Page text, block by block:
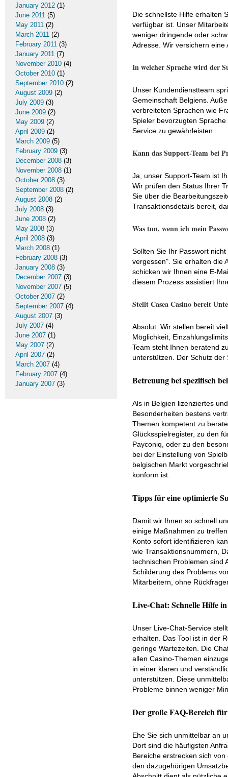
Die schnellste Hilfe erhalten
verfügbar ist. Unser
weniger dringende oder
Adresse. Wir versichern
In welcher Sprache wird der
Unser Kundendienstteam
Gemeinschaft Belgiens.
verbreiteten Sprachen wie
Spieler bevorzugten
Service zu gewährleisten.
Kann das Support-Team bei
Ja, unser Support-Team ist
Wir prüfen den Status Ihrer
Sie über die
Transaktionsdetails bereit,
Was tun, wenn ich mein
Sollten Sie Ihr Passwort
vergessen". Sie erhalten die
schicken wir Ihnen eine E-
diesem Prozess assistiert
Stellt Casea Casino bereit
Absolut. Wir stellen bereit
Möglichkeit,
Team steht Ihnen beratend
unterstützen. Der Schutz
Betreuung bei spezifisch
Als in Belgien lizenziertes
Besonderheiten bestens
Themen kompetent zu
Glücksspielregister, zu den
Payconiq, oder zu den
bei der Einstellung von
belgischen Markt
konform ist.
Tipps für eine optimierte
Damit wir Ihnen so schnell
einige Maßnahmen zu
Konto sofort identifizieren
wie Transaktionsnummern,
technischen Problemen sind
Schilderung des Problems
Mitarbeitern, ohne
Live-Chat: Schnelle Hilfe
Unser Live-Chat-Service
erhalten. Das Tool ist in der
geringe Wartezeiten. Die
allen Casino-Themen
in einer klaren und
unterstützen. Diese
Probleme binnen weniger
Der große FAQ-Bereich
Ehe Sie sich unmittelbar an
Dort sind die häufigsten
Bereiche erstrecken sich
den dazugehörigen
January 2012 (1)
June 2011 (5)
May 2011 (2)
March 2011 (2)
February 2011 (3)
January 2011 (7)
November 2010 (4)
October 2010 (1)
September 2010 (2)
August 2009 (2)
July 2009 (3)
June 2009 (2)
May 2009 (2)
April 2009 (2)
March 2009 (5)
February 2009 (3)
December 2008 (3)
November 2008 (1)
October 2008 (3)
September 2008 (2)
August 2008 (2)
July 2008 (3)
June 2008 (2)
May 2008 (3)
April 2008 (3)
March 2008 (1)
February 2008 (3)
January 2008 (3)
December 2007 (3)
November 2007 (5)
October 2007 (2)
September 2007 (4)
August 2007 (3)
July 2007 (4)
June 2007 (1)
May 2007 (2)
April 2007 (2)
March 2007 (4)
February 2007 (4)
January 2007 (3)